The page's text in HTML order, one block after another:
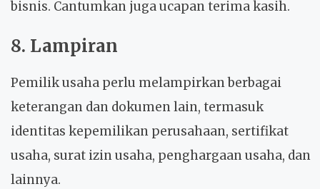
bisnis. Cantumkan juga ucapan terima kasih.
8. Lampiran
Pemilik usaha perlu melampirkan berbagai
keterangan dan dokumen lain, termasuk
identitas kepemilikan perusahaan, sertifikat
usaha, surat izin usaha, penghargaan usaha, dan
lainnya.